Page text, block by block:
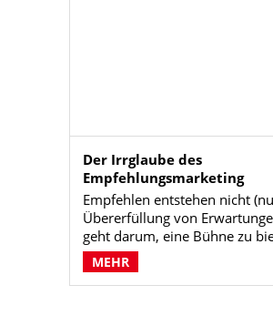
Der Irrglaube des
Empfehlungsmarketing
Empfehlen entstehen nicht
Übererfüllung von
geht darum, eine Bühne zu
MEHR